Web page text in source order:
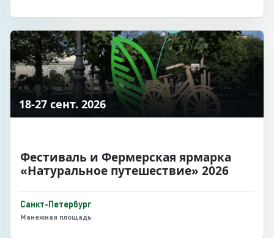
18-27 сент. 2026
Фестиваль и Фермерская ярмарка
«Натуральное путешествие» 2026
Санкт-Петербург
Манежная площадь